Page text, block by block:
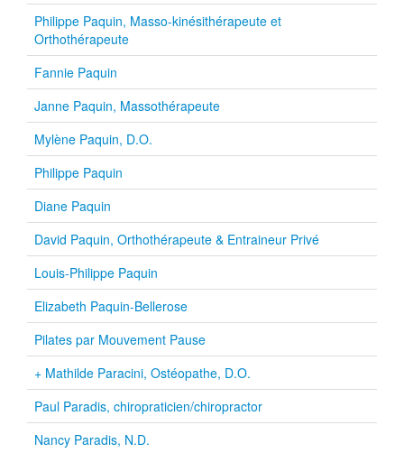
Philippe Paquin, Masso-kinésithérapeute et
Orthothérapeute
Fannie Paquin
Janne Paquin, Massothérapeute
Mylène Paquin, D.O.
Philippe Paquin
Diane Paquin
David Paquin, Orthothérapeute & Entraineur Privé
Louis-Philippe Paquin
Elizabeth Paquin-Bellerose
Pilates par Mouvement Pause
+ Mathilde Paracini, Ostéopathe, D.O.
Paul Paradis, chiropraticien/chiropractor
Nancy Paradis, N.D.